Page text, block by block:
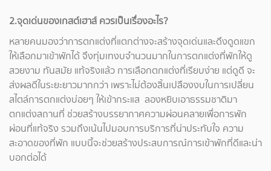
2.จุดเด่นของเกสต์เฮาส์ ควรเป็นเรื่องอะไร?
หลายคนมองว่าการตกแต่งที่แตกต่างจะสร้างจุดเด่นและดึงดูดแขก
ให้เลือกมาเข้าพักได้ จึงทุ่มเทงบจำนวนมากในการตกแต่งที่พักให้ดู
สวยงาม ทันสมัย แท้จริงแล้ว การเลือกตกแต่งที่เรียบง่าย แต่ดูดี จะ
ส่งผลดีในระยะยาวมากกว่า เพราะไม่ต้องสิ้นเปลืองงบในการเปลี่ยน
สไตล์การตกแต่งบ่อยๆ ให้เข้ากระแส ลองหยิบเอาธรรมชาติมา
ตกแต่งสถานที่ ช่วยสร้างบรรยากาศความผ่อนคลายเพื่อการพัก
ผ่อนที่แท้จริง รวมถึงเน้นไปมอบการบริการที่น่าประทับใจ ความ
สะอาดของที่พัก แบบนี้จะช่วยสร้างประสบการณ์การเข้าพักที่ดีและน่า
บอกต่อได้